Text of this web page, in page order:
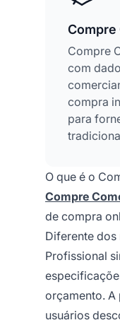
Compre
Compre
com
compra
para
O que é o
Compre
de compra
Diferente dos
Profissional
orçamento. A
usuários